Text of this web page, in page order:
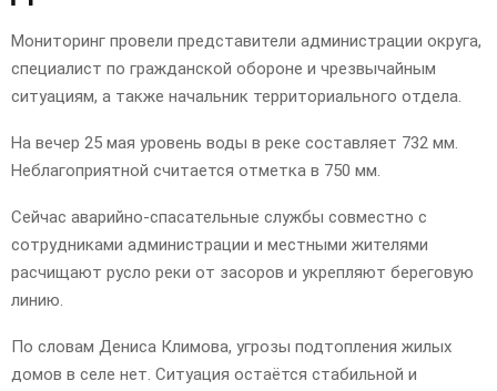
Мониторинг провели представители администрации округа,
специалист по гражданской обороне и чрезвычайным
ситуациям, а также начальник территориального отдела.
На вечер 25 мая уровень воды в реке составляет 732 мм.
Неблагоприятной считается отметка в 750 мм.
Сейчас аварийно-спасательные службы совместно с
сотрудниками администрации и местными жителями
расчищают русло реки от засоров и укрепляют береговую
линию.
По словам Дениса Климова, угрозы подтопления жилых
домов в селе нет. Ситуация остаётся стабильной и